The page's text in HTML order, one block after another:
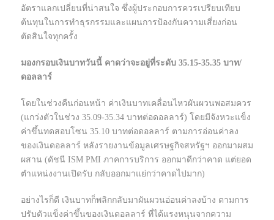
อัตราแลกเปลี่ยนที่น่าสนใจ ซึ่งผู้ประกอบการควรเปรียบเทียบ
ต้นทุนในการทำธุรกรรมและแผนการป้องกันความเสี่ยงก่อน
ตัดสินใจทุกครั้ง
มองกรอบเงินบาทวันนี้ คาดว่าจะอยู่ที่ระดับ 35.15-35.35 บาท/
ดอลลาร์
โดยในช่วงคืนก่อนหน้า ค่าเงินบาทเคลื่อนไหวผันผวนพอสมควร
(แกว่งตัวในช่วง 35.09-35.34 บาทต่อดอลลาร์) โดยมีจังหวะแข็ง
ค่าขึ้นทดสอบโซน 35.10 บาทต่อดอลลาร์ ตามการอ่อนค่าลง
ของเงินดอลลาร์ หลังรายงานข้อมูลเศรษฐกิจสหรัฐฯ ออกมาผสม
ผสาน (ดัชนี ISM PMI ภาคการบริการ ออกมาดีกว่าคาด แต่ยอด
ตำแหน่งงานเปิดรับ กลับออกมาแย่กว่าคาดไปมาก)
อย่างไรก็ดี เงินบาทก็พลิกกลับมาผันผวนอ่อนค่าลงบ้าง ตามการ
ปรับตัวแข็งค่าขึ้นของเงินดอลลาร์ ที่ได้แรงหนุนจากความ